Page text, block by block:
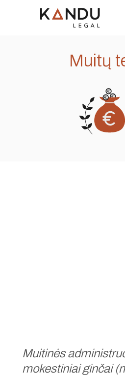
Muitų
Muitinės
mokestiniai ginčai